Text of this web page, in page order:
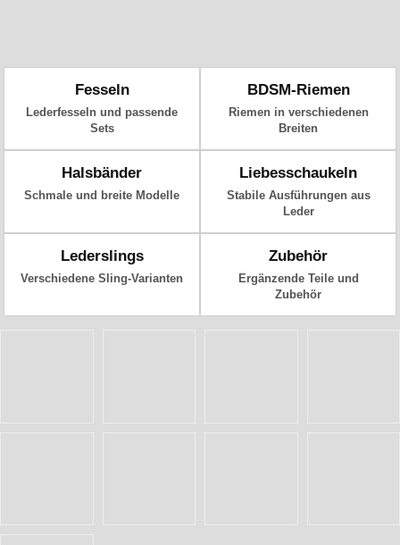
Fesseln
Lederfesseln und passende
Sets
BDSM-Riemen
Riemen in verschiedenen
Breiten
Halsbänder
Schmale und breite Modelle
Liebesschaukeln
Stabile Ausführungen aus
Leder
Lederslings
Verschiedene Sling-Varianten
Zubehör
Ergänzende Teile und
Zubehör